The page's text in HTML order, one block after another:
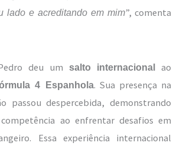
lado e acreditando em mim”, comenta
deu um salto internacional ao
4 Espanhola. Sua presença na
passou despercebida, demonstrando
ao enfrentar desafios em
Essa experiência internacional